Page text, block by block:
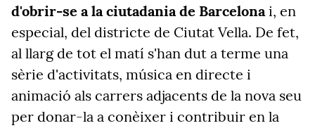
d'obrir-se a la ciutadania de Barcelonai, en
especial, del districte de Ciutat Vella. De fet,
al llarg de tot el matí s'han dut a terme una
sèrie d'activitats, música en directe i
animació als carrers adjacents de la nova seu
per donar-la a conèixer i contribuir en la